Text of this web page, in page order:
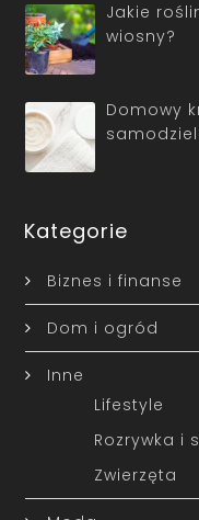
Jakie
wiosny?
Domowy
Kategorie
Biznes i finanse
Dom i ogród
Inne
Lifestyle
Rozrywka i
Zwierzęta